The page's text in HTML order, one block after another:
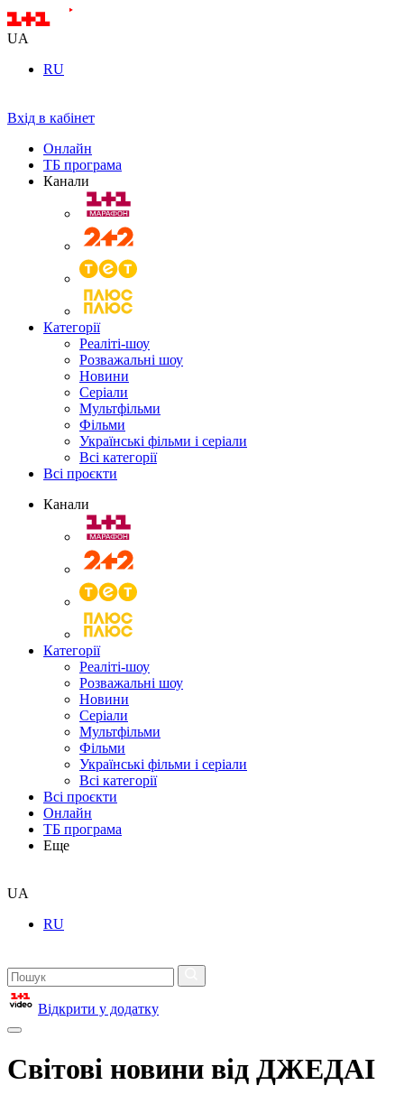
UA
RU
Вхід в кабінет
Онлайн
ТБ програма
Канали
Категорії
Реаліті-шоу
Розважальні шоу
Новини
Серіали
Мультфільми
Фільми
Українські фільми і серіали
Всі категорії
Всі проєкти
Канали
Категорії
Реаліті-шоу
Розважальні шоу
Новини
Серіали
Мультфільми
Фільми
Українські фільми і серіали
Всі категорії
Всі проєкти
Онлайн
ТБ програма
Еще
UA
RU
Відкрити у додатку
Світові новини від ДЖЕДАІ